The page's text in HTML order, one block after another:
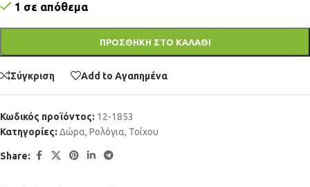
1 σε απόθεμα
ΠΡΟΣΘΉΚΗ ΣΤΟ ΚΑΛΆΘΙ
Σύγκριση Add to Αγαπημένα
Κωδικός προϊόντος: 12-1853
Κατηγορίες: Δώρα, Ρολόγια, Τοίχου
Share: